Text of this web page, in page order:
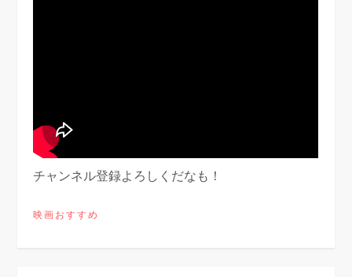
チャンネル登録よろしくだなも！
映画おすすめ